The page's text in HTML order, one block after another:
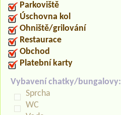
Parkoviště
Úschovna kol
Ohniště/grilování
Restaurace
Obchod
Platební karty
Vybavení chatky/bungalovy:
Sprcha
WC